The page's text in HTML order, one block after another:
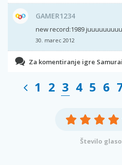
GAMER1234
new record:1989
30. marec 2012
Za komentiranje igre
1 2 3 4 5 6
Število